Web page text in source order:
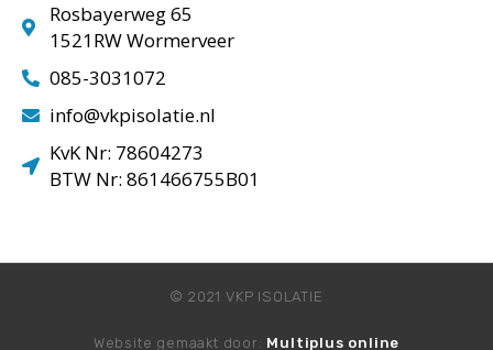
Rosbayerweg 65
1521RW Wormerveer
085-3031072
info@vkpisolatie.nl
KvK Nr: 78604273
BTW Nr: 861466755B01
© 2021 VKP ISOLATIE
Website gemaakt door: Multiplus online